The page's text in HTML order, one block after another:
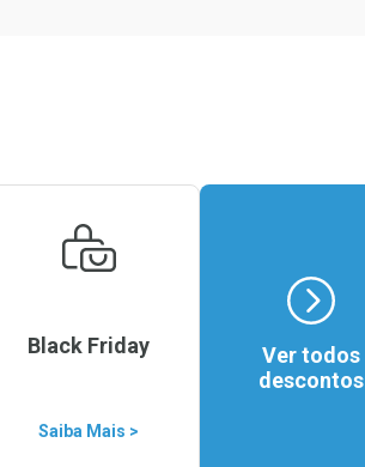
Black Friday
Saiba Mais >
Ver todos
descontos